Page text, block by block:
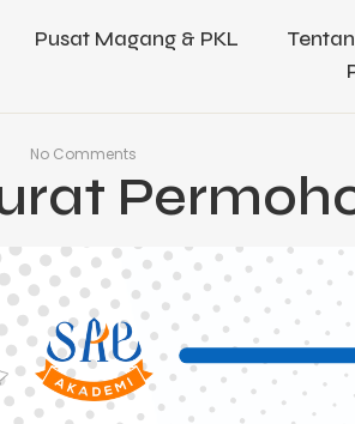
Pusat Magang & PKL
No Comments